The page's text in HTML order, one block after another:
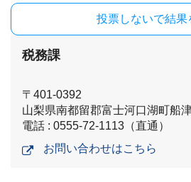
投票しないで結果
税務課
〒401-0392
山梨県南都留郡富士河口湖町船
電話 : 0555-72-1113（直通）
お問い合わせはこちら